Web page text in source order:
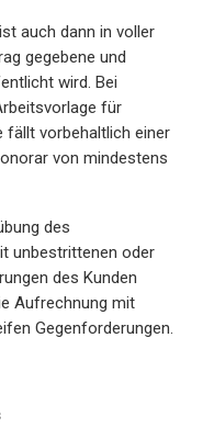
auch dann in voller
gegebene und
wird. Bei
für
fällt vorbehaltlich einer
von mindestens
des
unbestrittenen oder
des Kunden
Aufrechnung mit
Gegenforderungen.